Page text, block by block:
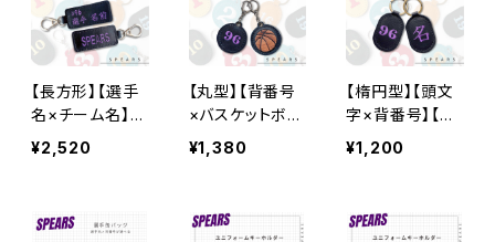
【長方形】【選手
名×チーム名】
【革アイテム】天
理大学女子バス
¥2,520
【丸型】【背番号
×バスケットボー
ル】【革アイテム】
天理大学女子バ
¥1,380
【楕円型】【頭文
字×背番号】【革
アイテム】天理大
学女子バスケ部
¥1,200